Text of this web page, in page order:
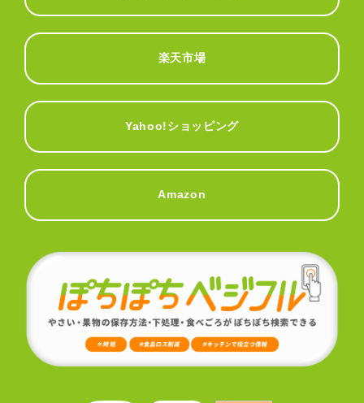
楽天市場
Yahoo!ショッピング
Amazon